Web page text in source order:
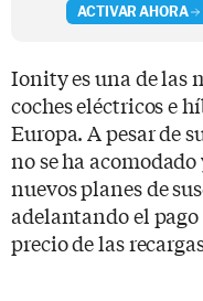
ACTIVAR AHORA
Ionity es una de las
coches eléctricos e
Europa. A pesar de
no se ha
nuevos planes de
adelantando el
precio de las